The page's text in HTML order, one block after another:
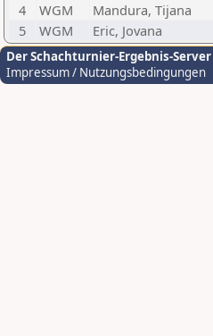
4
WGM Mandura, Tijana
5
WGM Eric, Jovana
Der Schachturnier-Ergebnis-Server
Impressum / Nutzungsbedingungen